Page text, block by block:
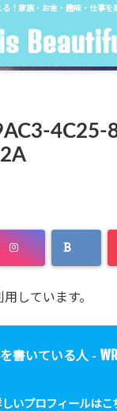
！家族・お金・趣味・仕事を
4C25-
しています。
書いている人 -
いプロフィールはこ